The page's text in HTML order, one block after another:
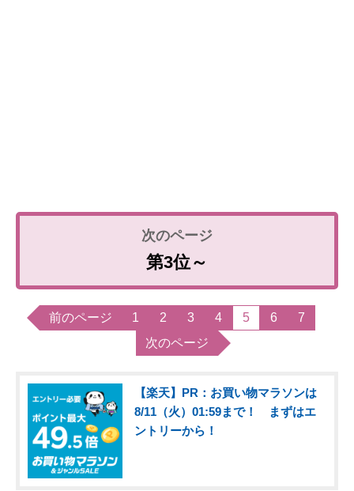
第3位～
前のページ 1 2 3 4 5 6
7
次のページ
【楽天】PR：お買い物マラソンは
8/11（火）01:59まで！ まずはエ
ントリーから！